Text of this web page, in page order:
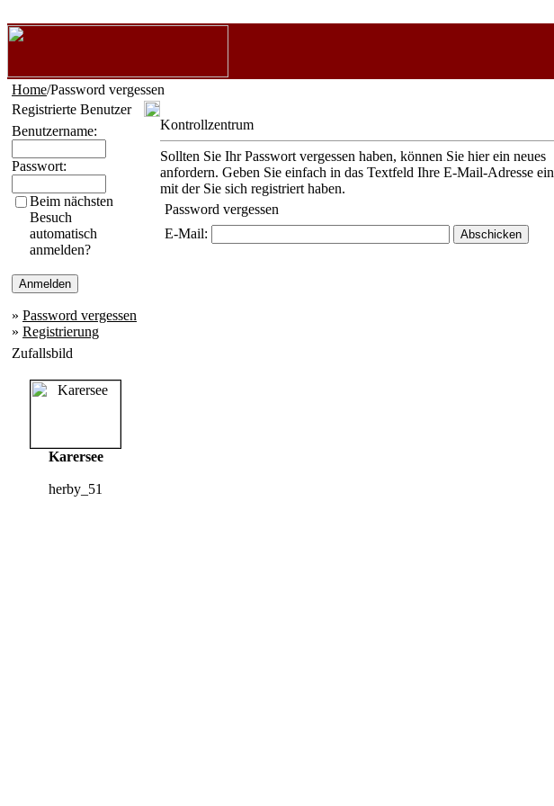
Home/Password vergessen
Registrierte Benutzer
Benutzername:
Passwort:
Beim nächsten
Besuch
automatisch
anmelden?
» Password vergessen
» Registrierung
Zufallsbild
Karersee
herby_51
Kontrollzentrum
Sollten Sie Ihr Passwort vergessen haben, können Sie hier ein neues
anfordern. Geben Sie einfach in das Textfeld Ihre E-Mail-Adresse ein
mit der Sie sich registriert haben.
Password vergessen
E-Mail: